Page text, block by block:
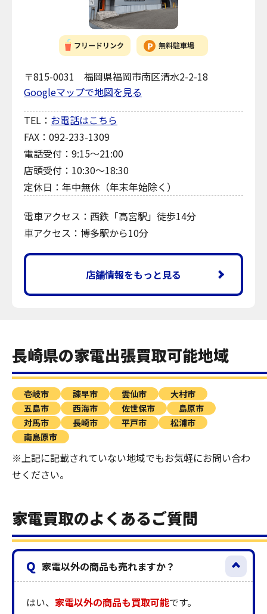
〒815-0031 福岡県福岡市南区清水2-2-18
Googleマップで地図を見る
TEL： お電話はこちら
FAX：092-233-1309
電話受付：9:15～21:00
店頭受付：10:30～18:30
定休日：年中無休（年末年始除く）
電車アクセス：西鉄「高宮駅」徒歩14分
車アクセス：博多駅から10分
店舗情報をもっと見る
長崎県の家電出張買取可能地域
壱岐市 諫早市 雲仙市
大村市
五島市
西海市 佐世保市
島原市
対馬市
長崎市 平戸市
松浦市
南島原市
※上記に記載されていない地域でもお気軽にお問い合わ
せください。
家電買取のよくあるご質問
Q 家電以外の商品も売れますか？
はい、 家電以外の商品も買取可能です。